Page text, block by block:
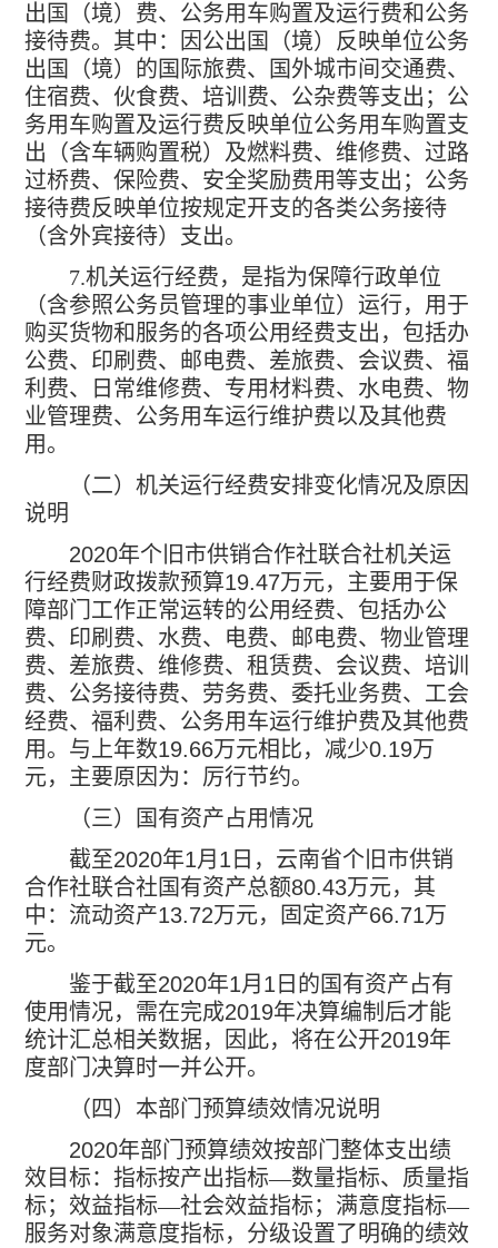
出国（境）费、公务用车购置及运行费和公务
接待费。其中：因公出国（境）反映单位公务
出国（境）的国际旅费、国外城市间交通费、
住宿费、伙食费、培训费、公杂费等支出；公
务用车购置及运行费反映单位公务用车购置支
出（含车辆购置税）及燃料费、维修费、过路
过桥费、保险费、安全奖励费用等支出；公务
接待费反映单位按规定开支的各类公务接待
（含外宾接待）支出。
7.机关运行经费，是指为保障行政单位
（含参照公务员管理的事业单位）运行，用于
购买货物和服务的各项公用经费支出，包括办
公费、印刷费、邮电费、差旅费、会议费、福
利费、日常维修费、专用材料费、水电费、物
业管理费、公务用车运行维护费以及其他费
用。
（二）机关运行经费安排变化情况及原因
说明
2020年个旧市供销合作社联合社机关运
行经费财政拨款预算19.47万元，主要用于保
障部门工作正常运转的公用经费、包括办公
费、印刷费、水费、电费、邮电费、物业管理
费、差旅费、维修费、租赁费、会议费、培训
费、公务接待费、劳务费、委托业务费、工会
经费、福利费、公务用车运行维护费及其他费
用。与上年数19.66万元相比，减少0.19万
元，主要原因为：厉行节约。
（三）国有资产占用情况
截至2020年1月 1 日，云南省个旧市供销
合作社联合社国有资产总额80.43万元，其
中：流动资产13.72万元，固定资产66.71万
元。
鉴于截至2020年1月 1 日的国有资产占有
使用情况，需在完成2019年决算编制后才能
统计汇总相关数据，因此，将在公开2019年
度部门决算时一并公开。
（四）本部门预算绩效情况说明
2020年部门预算绩效按部门整体支出绩
效目标：指标按产出指标—数量指标、质量指
标；效益指标—社会效益指标；满意度指标—
服务对象满意度指标，分级设置了明确的绩效